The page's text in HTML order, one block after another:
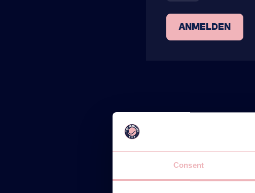
Consent
ANMELDEN